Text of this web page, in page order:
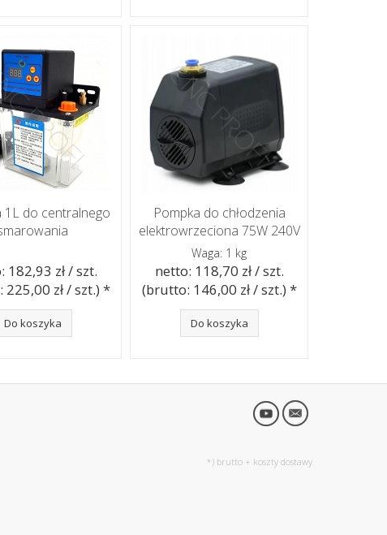
1L do centralnego
182,93 zł / szt.
zł / szt.) *
Do koszyka
Pompka do chłodzenia
elektrowrzeciona 75W 240V
Waga: 1 kg
netto: 118,70 zł / szt.
(brutto: 146,00 zł / szt.) *
Do koszyka
*) brutto + koszty dostawy